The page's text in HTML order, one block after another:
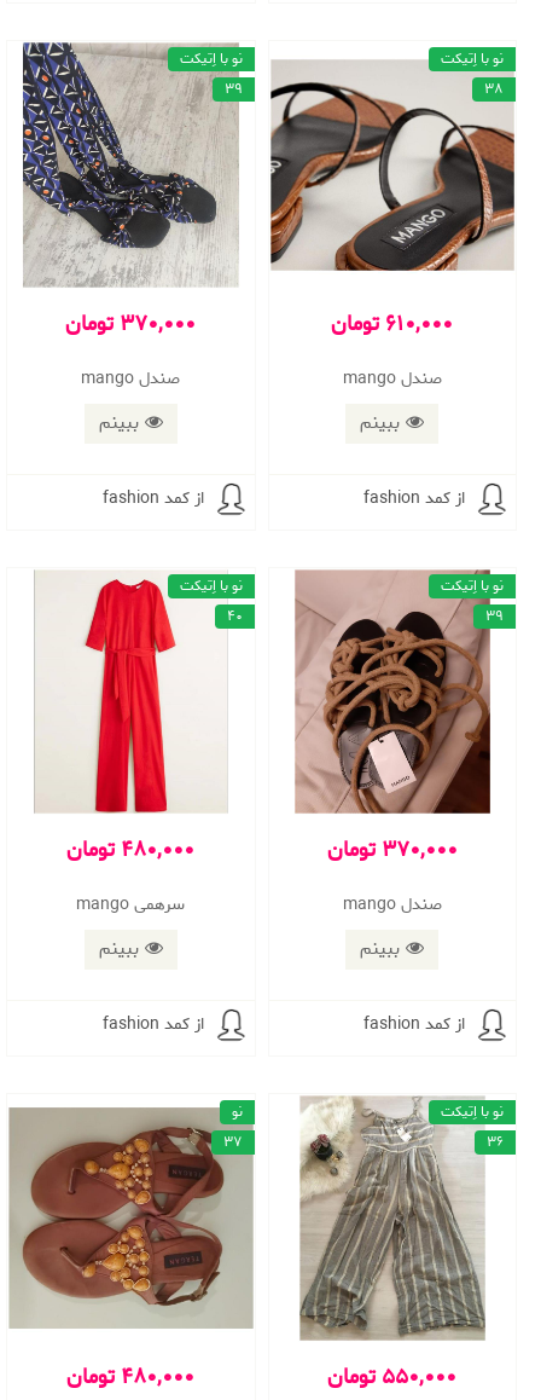
610,000 تومان
صندل mango
ببینم
نو با اِتیکت
38
از کمد fashion
370,000 تومان
صندل mango
ببینم
نو با اِتیکت
39
از کمد fashion
370,000 تومان
صندل mango
ببینم
نو با اِتیکت
39
از کمد fashion
480,000 تومان
سرهمی mango
ببینم
نو با اِتیکت
40
از کمد fashion
550,000 تومان
نو با اِتیکت
36
480,000 تومان
نو
37